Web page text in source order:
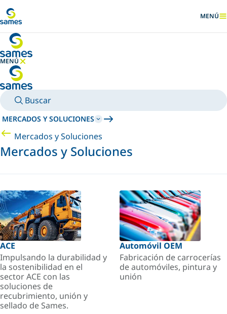
MENÚ
MENÚ
OCULTAR MENÚ
Buscar
MERCADOS Y SOLUCIONES
Mercados y Soluciones
Mercados y Soluciones
ACE
Impulsando la durabilidad y
la sostenibilidad en el
sector ACE con las
soluciones de
recubrimiento, unión y
sellado de Sames.
Automóvil OEM
Fabricación de carrocerías
de automóviles, pintura y
unión